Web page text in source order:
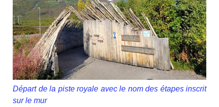
Départ de la piste royale avec le nom des étapes inscrit
sur le mur